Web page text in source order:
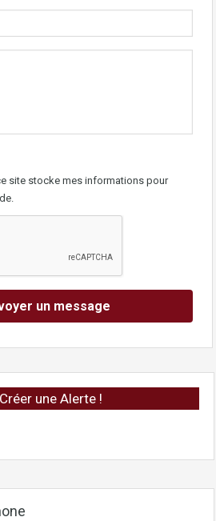
site stocke mes informations pour
un message
Créer une Alerte !